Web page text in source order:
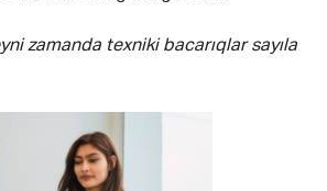
zamanda texniki bacarıqlar sayıla